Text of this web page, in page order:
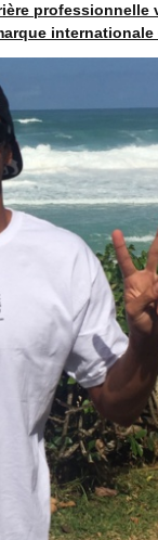
professionnelle
internationale